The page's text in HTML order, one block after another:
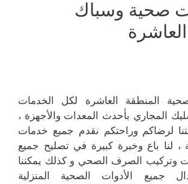
صحية وسباك
المنطقة العاشرة لكل الخدمات
المجاري بأحدث المعدات والأجهزة ،
لرضاكم وراحتكم نقدم جميع خدمات
، لنا باع وخبرة كبيرة في تصليح جميع
وتركيب الصرف الصحي و كذلك يمكننا
جميع الأدوات الصحية المنزلية